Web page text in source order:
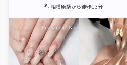
1 2 3 4 5
相模原駅から徒歩13分